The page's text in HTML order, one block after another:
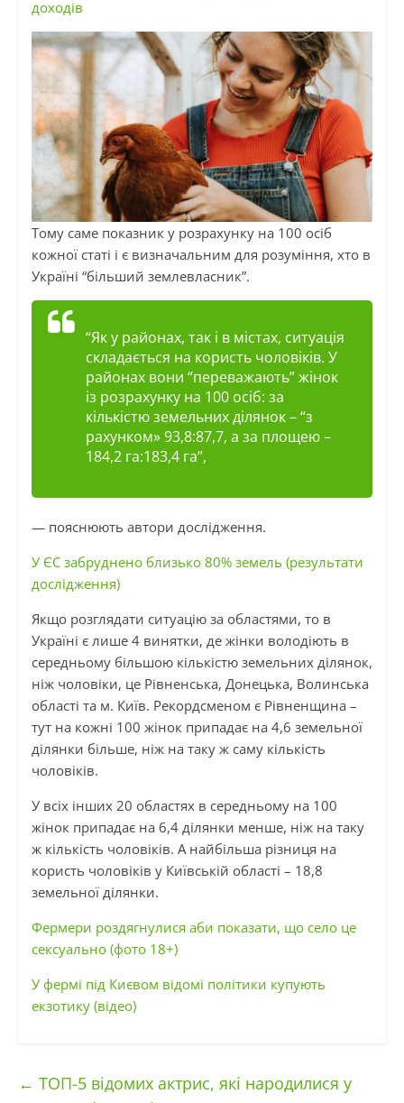
доходів
Тому саме показник у розрахунку на 100 осіб
кожної статі і є визначальним для розуміння, хто в
Україні “більший землевласник”.
“Як у районах, так і в містах, ситуація
складається на користь чоловіків. У
районах вони “переважають” жінок
із розрахунку на 100 осіб: за
кількістю земельних ділянок – “з
рахунком» 93,8:87,7, а за площею –
184,2 га:183,4 га”,
— пояснюють автори дослідження.
У ЄС забруднено близько 80% земель (результати
дослідження)
Якщо розглядати ситуацію за областями, то в
Україні є лише 4 винятки, де жінки володіють в
середньому більшою кількістю земельних ділянок,
ніж чоловіки, це Рівненська, Донецька, Волинська
області та м. Київ. Рекордсменом є Рівненщина –
тут на кожні 100 жінок припадає на 4,6 земельної
ділянки більше, ніж на таку ж саму кількість
чоловіків.
У всіх інших 20 областях в середньому на 100
жінок припадає на 6,4 ділянки менше, ніж на таку
ж кількість чоловіків. А найбільша різниця на
користь чоловіків у Київській області – 18,8
земельної ділянки.
Фермери роздягнулися аби показати, що село це
сексуально (фото 18+)
У фермі під Києвом відомі політики купують
екзотику (відео)
← ТОП-5 відомих актрис, які народилися у